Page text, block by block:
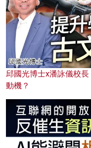
邱國光博士x潘詠儀校
動機？